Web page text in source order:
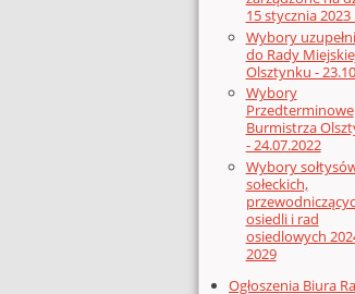
15 stycznia 2023
Wybory
do Rady
Olsztynku -
Wybory
Przedterminowe
Burmistrza
- 24.07.2022
Wybory
sołeckich,
osiedli i rad
osiedlowych
2029
Ogłoszenia Biura